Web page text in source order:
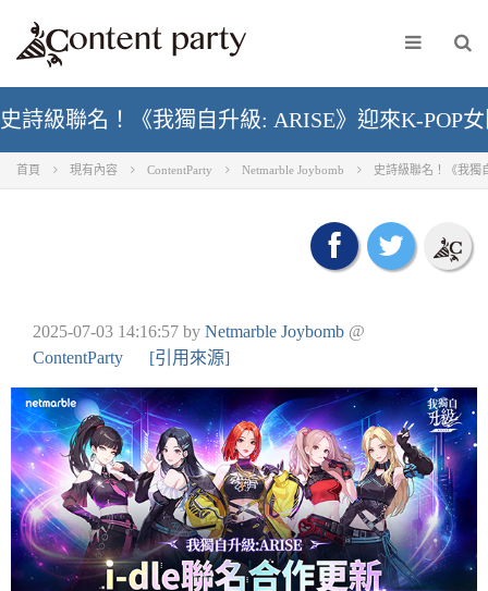
史詩級聯名！《我獨自升級: ARISE》迎來K-POP
首頁 現有內容 ContentParty Netmarble Joybomb 史詩級聯名！《我獨
2025-07-03 14:16:57 by Netmarble Joybomb @
ContentParty
[引用來源]